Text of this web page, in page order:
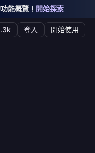
能概覽！ 開始探索
登入 開始使用